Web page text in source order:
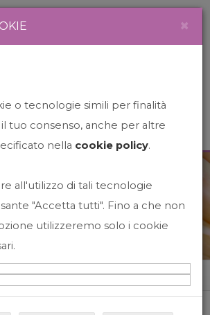
×
o tecnologie simili per finalità
tuo consenso, anche per altre
nella cookie policy.
all'utilizzo di tali tecnologie
"Accetta tutti". Fino a che non
utilizzeremo solo i cookie